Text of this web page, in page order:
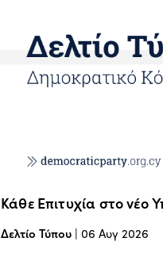
Κάθε Επιτυχία στο νέο
Δελτίο Τύπου | 06 Αυγ 2026